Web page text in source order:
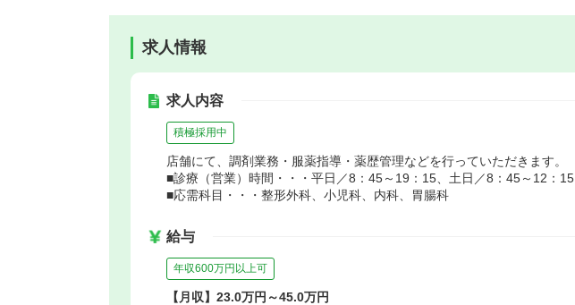
求人情報
求人内容
積極採用中
店舗にて、調剤業務・服薬指導・薬歴管理などを行っていただきます。
■診療（営業）時間・・・平日／8：45～19：15、土日／8：45～12：15
■応需科目・・・整形外科、小児科、内科、胃腸科
給与
年収600万円以上可
【月収】23.0万円～45.0万円